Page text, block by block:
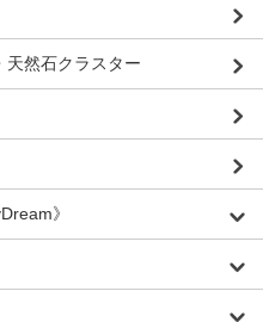
天然石クラスター
》